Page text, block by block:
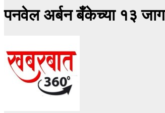
पनवेल अर्बन बँकेच्या १३